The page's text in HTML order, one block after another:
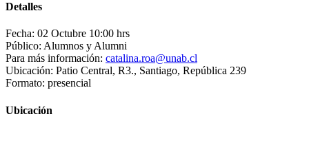
Detalles
Fecha: 02 Octubre 10:00 hrs
Público: Alumnos y Alumni
Para más información: catalina.roa@unab.cl
Ubicación: Patio Central, R3., Santiago, República 239
Formato: presencial
Ubicación